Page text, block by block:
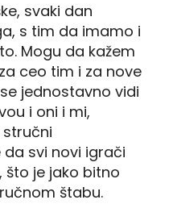
svaki dan
s tim da imamo i
Mogu da kažem
ceo tim i za nove
jednostavno vidi
i oni i mi,
svi novi igrači
što je jako bitno
štabu.